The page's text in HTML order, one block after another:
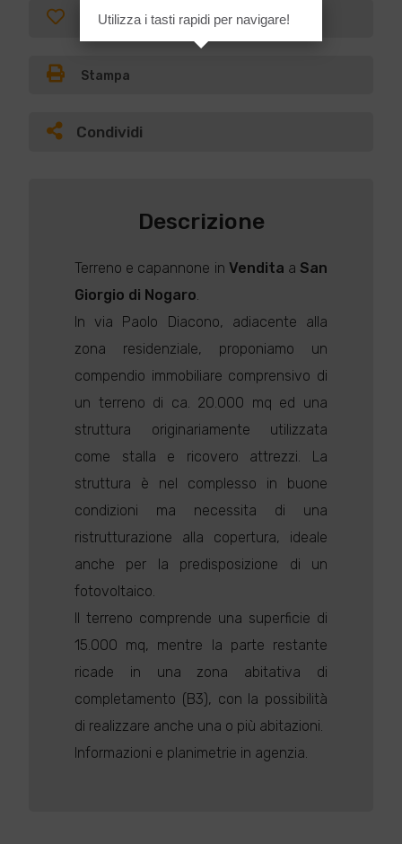
Preferiti
Stampa
Condividi
Descrizione
Terreno e capannone in Vendita a San
Giorgio di Nogaro.
In via Paolo Diacono, adiacente alla
zona residenziale, proponiamo un
compendio immobiliare comprensivo di
un terreno di ca. 20.000 mq ed una
struttura originariamente utilizzata
come stalla e ricovero attrezzi. La
struttura è nel complesso in buone
condizioni ma necessita di una
ristrutturazione alla copertura, ideale
anche per la predisposizione di un
fotovoltaico.
Il terreno comprende una superficie di
15.000 mq, mentre la parte restante
ricade in una zona abitativa di
completamento (B3), con la possibilità
di realizzare anche una o più abitazioni.
Informazioni e planimetrie in agenzia.
Utilizza i tasti rapidi per navigare!